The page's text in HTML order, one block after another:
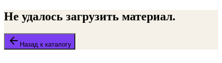
Не удалось загрузить материал.
Назад к каталогу